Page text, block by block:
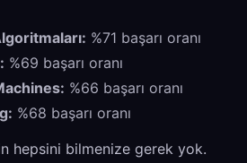
%71 başarı oranı
%69 başarı oranı
%66 başarı oranı
%68 başarı oranı
hepsini bilmenize gerek yok.